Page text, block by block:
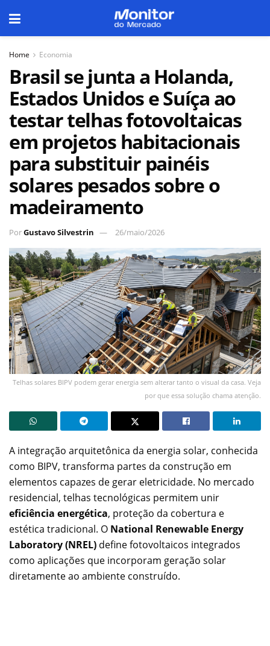
Home Economia
Brasil se junta a Holanda,
Estados Unidos e Suíça ao
testar telhas fotovoltaicas
em projetos habitacionais
para substituir painéis
solares pesados sobre o
madeiramento
PorGustavo Silvestrin 26/maio/2026
Telhas solares BIPV podem gerar energia sem alterar tanto o visual da casa. Veja
por que essa solução chama atenção.
A integração arquitetônica da energia solar, conhecida
como BIPV, transforma partes da construção em
elementos capazes de gerar eletricidade. No mercado
residencial, telhas tecnológicas permitem unir
eficiência energética, proteção da cobertura e
estética tradicional. O National Renewable Energy
Laboratory (NREL) define fotovoltaicos integrados
como aplicações que incorporam geração solar
diretamente ao ambiente construído.